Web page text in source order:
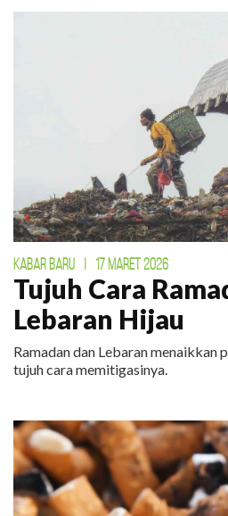
KABAR BARU 17 MARET 2026
Tujuh Cara
Lebaran Hijau
Ramadan dan Lebaran menaikkan
tujuh cara memitigasinya.